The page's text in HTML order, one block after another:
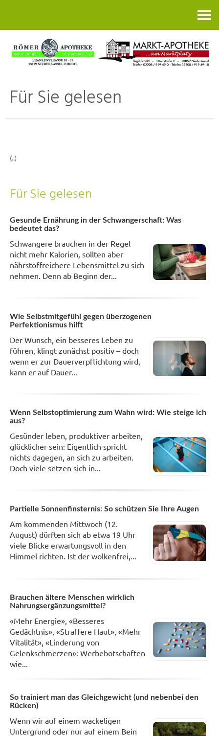
Für Sie gelesen
(..)
Für Sie gelesen
Gesunde Ernährung in der Schwangerschaft: Was
bedeutet das?
Schwangere brauchen in der Regel
nicht mehr Kalorien, sollten aber
nährstoffreichere Lebensmittel zu sich
nehmen. Denn ab Beginn der...
Wie Selbstmitgefühl gegen überzogenen
Perfektionismus hilft
Der Wunsch, ein besseres Leben zu
führen, klingt zunächst positiv – doch
wenn er zur Dauerverpflichtung wird,
kann er auf Dauer...
Wenn Selbstoptimierung zum Wahn wird: Wie steige ich
aus?
Gesünder leben, produktiver arbeiten,
glücklicher sein: Eigentlich spricht
nichts dagegen, an sich zu arbeiten.
Doch viele setzen sich in...
Partielle Sonnenfinsternis: So schützen Sie Ihre Augen
Am kommenden Mittwoch (12.
August) dürften sich ab etwa 19 Uhr
viele Blicke erwartungsvoll in den
Himmel richten. Ist der wolkenfrei,...
Brauchen ältere Menschen wirklich
Nahrungsergänzungsmittel?
«Mehr Energie», «Besseres
Gedächtnis», «Straffere Haut», «Mehr
Vitalität», «Linderung von
Gelenkschmerzen»: Werbebotschaften
wie...
So trainiert man das Gleichgewicht (und nebenbei den
Rücken)
Wenn wir auf einem wackeligen
Untergrund oder nur auf einem Bein